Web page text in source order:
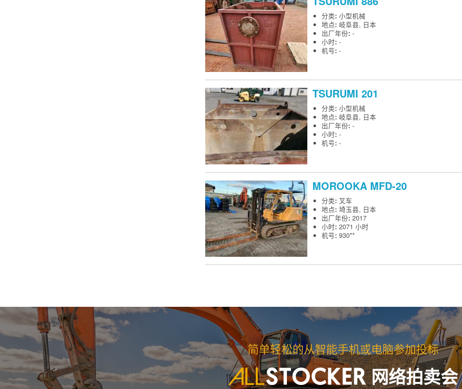
分类: 小型机械
地点: 岐阜县, 日本
出厂年份: -
小时: -
机号: -
TSURUMI 201
分类: 小型机械
地点: 岐阜县, 日本
出厂年份: -
小时: -
机号: -
MOROOKA MFD-20
分类: 叉车
地点: 埼玉县, 日本
出厂年份: 2017
小时: 2071 小时
机号: 930**
简单轻松的从智能手机或电脑参加投标
网络拍卖会